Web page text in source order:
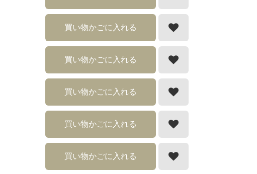
買い物かごに入れる
買い物かごに入れる
買い物かごに入れる
買い物かごに入れる
買い物かごに入れる